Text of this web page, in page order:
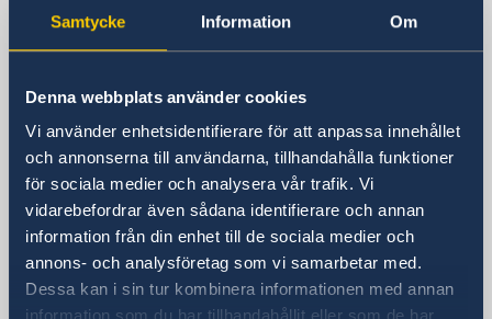
Samtycke Information Om
Denna webbplats använder cookies
Vi använder enhetsidentifierare för att anpassa innehållet
och annonserna till användarna, tillhandahålla funktioner
för sociala medier och analysera vår trafik. Vi
vidarebefordrar även sådana identifierare och annan
information från din enhet till de sociala medier och
annons- och analysföretag som vi samarbetar med.
Dessa kan i sin tur kombinera informationen med annan
Besöksadress
One Dag Hammarskjöld Plaza, 885 Second
Manhattan
Postadress
Consulate General of Sweden
One Dag Hammarskjöld Plaza
885 Second Avenue, 40th floor
New York, NY 10017
Telefonnummer
+1 212 583 2560